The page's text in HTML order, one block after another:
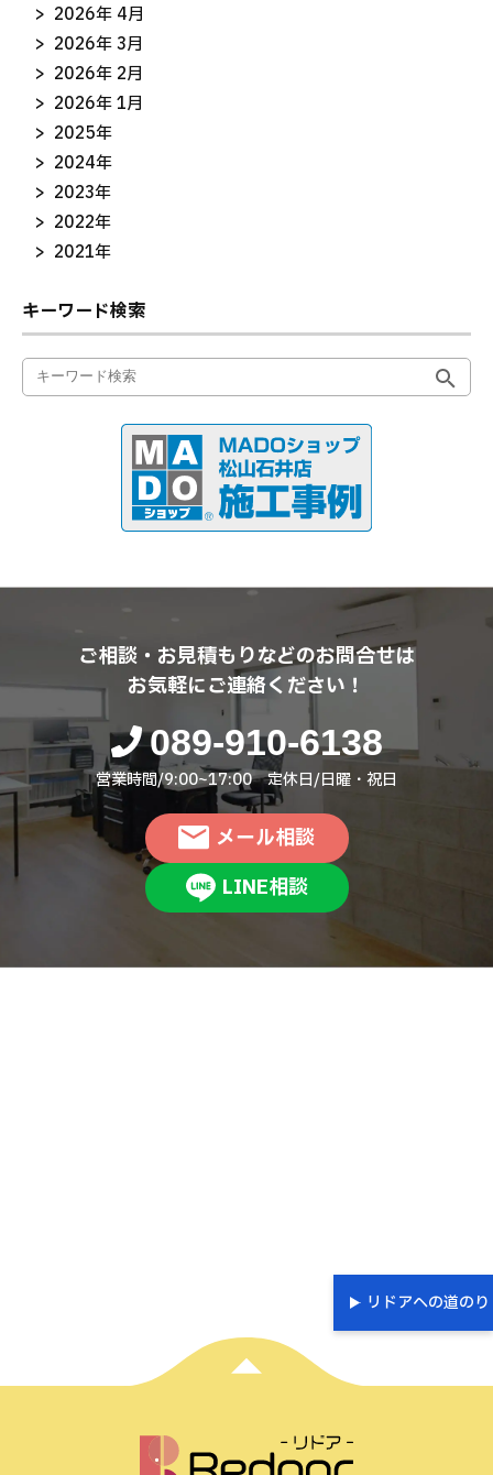
2026年 4月
2026年 3月
2026年 2月
2026年 1月
2025年
2024年
2023年
2022年
2021年
キーワード検索
ご相談・お見積もりなどのお問合せは
お気軽にご連絡ください！
089-910-6138
営業時間/9:00~17:00 定休日/日曜・祝日
メール相談
LINE相談
リドアへの道のり